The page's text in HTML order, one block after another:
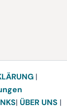
|
| ÜBER UNS |